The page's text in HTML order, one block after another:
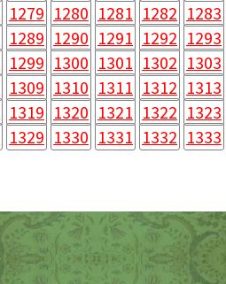
1279 1280 1281 1282 1283
1289 1290 1291 1292 1293
1299 1300 1301 1302 1303
1309 1310 1311 1312 1313
1319 1320 1321 1322 1323
1329 1330 1331 1332 1333